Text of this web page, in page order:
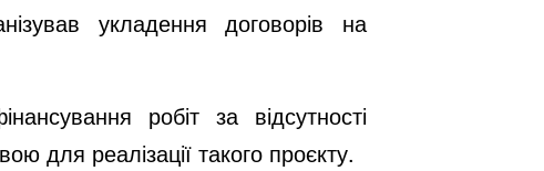
укладення договорів на
робіт за відсутності
для реалізації такого проєкту.